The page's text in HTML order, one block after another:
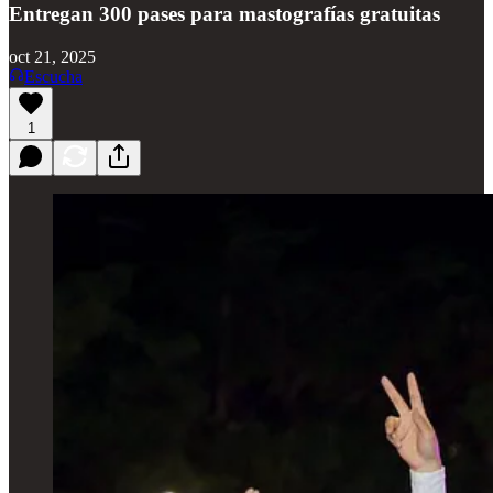
Entregan 300 pases para mastografías gratuitas
oct 21, 2025
Escucha
1